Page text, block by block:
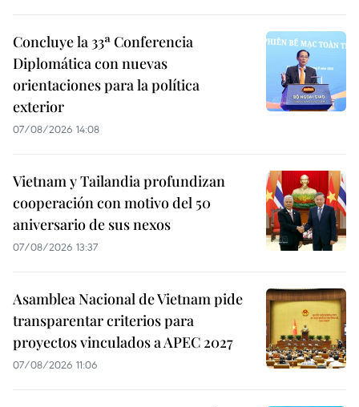
Concluye la 33ª Conferencia
Diplomática con nuevas
orientaciones para la política
exterior
07/08/2026 14:08
Vietnam y Tailandia profundizan
cooperación con motivo del 50
aniversario de sus nexos
07/08/2026 13:37
Asamblea Nacional de Vietnam pide
transparentar criterios para
proyectos vinculados a APEC 2027
07/08/2026 11:06